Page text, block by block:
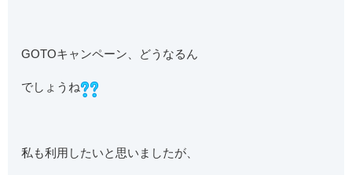
GOTOキャンペーン、どうなるん
でしょうね
私も利用したいと思いましたが、